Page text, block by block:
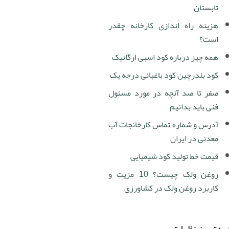
تابستان
هزینه راه اندازی کارخانه چقدر
است؟
همه چیز درباره کود اسبی ارگانیک
کود بلدرچین کود باغبانی درجه یک
صفر تا صد آنچه در مورد مسئول
فنی باید بدانیم
آدرس و شماره تماس کارخانجات آب
معدنی در ایران
قیمت خط تولید کود شیمیایی
روغن ولک چیست؟ 10 مزیت و
کاربرد روغن ولک در کشاورزی